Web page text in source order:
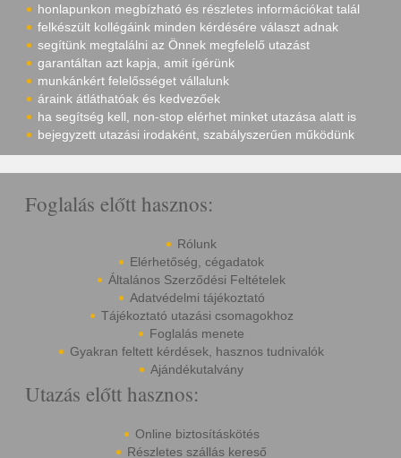
honlapunkon megbízható és részletes információkat talál
felkészült kollégáink minden kérdésére választ adnak
segítünk megtalálni az Önnek megfelelő utazást
garantáltan azt kapja, amit ígérünk
munkánkért felelősséget vállalunk
áraink átláthatóak és kedvezőek
ha segítség kell, non-stop elérhet minket utazása alatt is
bejegyzett utazási irodaként, szabályszerűen működünk
Foglalás előtt hasznos:
Rólunk
Elérhetőség, cégadatok
Általános Szerződési Feltételek
Adatvédelmi tájékoztató
Tájékoztató utazási csomagokhoz
Foglalás menete
Gyakran feltett kérdések, hasznos tudnivalók
Ajándékutalvány
Utazás előtt hasznos:
Online biztosításkötés
Részletes szállás kereső